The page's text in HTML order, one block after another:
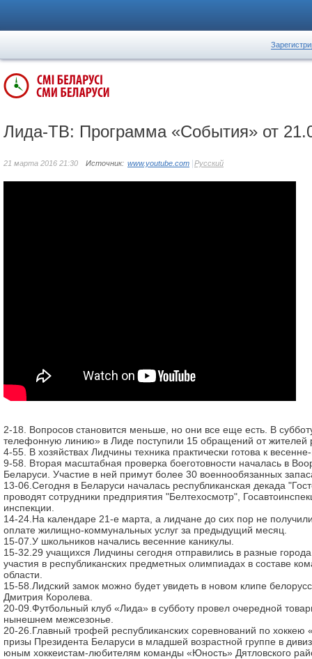
Лида-ТВ: Программа «События» от
21 марта 2016 21:30 Источник: www.youtube.com Русский
2-18. Вопросов становится меньше, но они все еще есть. В
телефонную линию» в Лиде поступили 15 обращений от жителей
4-55. В хозяйствах Лидчины техника практически готова к
9-58. Вторая масштабная проверка боеготовности началась в
Беларуси. Участие в ней примут более 30 военнообязанных
13-06.Сегодня в Беларуси началась республиканская декада
проводят сотрудники предприятия "Белтехосмотр",
инспекции.
14-24.На календаре 21-е марта, а лидчане до сих пор не
оплате жилищно-коммунальных услуг за предыдущий месяц.
15-07.У школьников начались весенние каникулы.
15-32.29 учащихся Лидчины сегодня отправились в разные
участия в республиканских предметных олимпиадах в составе
области.
15-58.Лидский замок можно будет увидеть в новом клипе
Дмитрия Королева.
20-09.Футбольный клуб «Лида» в субботу провел очередной
нынешнем межсезонье.
20-26.Главный трофей республиканских соревнований по хоккею
призы Президента Беларуси в младшей возрастной группе в
юным хоккеистам-любителям команды «Юность» Дятловского